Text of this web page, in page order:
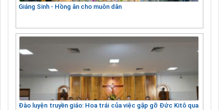
Giáng Sinh - Hồng ân cho muôn dân
Đào luyện truyền giáo: Hoa trái của việc gặp gỡ Đức Kitô qua